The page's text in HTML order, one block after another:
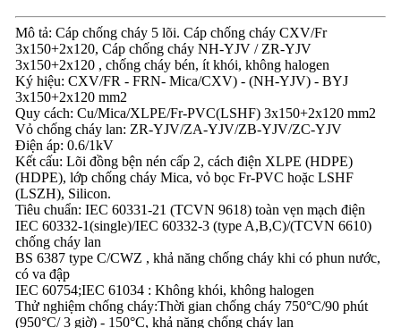
Mô tả: Cáp chống cháy 5 lõi. Cáp chống cháy CXV/Fr
3x150+2x120, Cáp chống cháy NH-YJV / ZR-YJV
3x150+2x120 , chống cháy bén, ít khói, không halogen
Ký hiệu: CXV/FR - FRN- Mica/CXV) - (NH-YJV) - BYJ
3x150+2x120 mm2
Quy cách: Cu/Mica/XLPE/Fr-PVC(LSHF) 3x150+2x120 mm2
Vỏ chống cháy lan: ZR-YJV/ZA-YJV/ZB-YJV/ZC-YJV
Điện áp: 0.6/1kV
Kết cấu: Lõi đồng bện nén cấp 2, cách điện XLPE (HDPE)
(HDPE), lớp chống cháy Mica, vỏ bọc Fr-PVC hoặc LSHF
(LSZH), Silicon.
Tiêu chuẩn: IEC 60331-21 (TCVN 9618) toàn vẹn mạch điện
IEC 60332-1(single)/IEC 60332-3 (type A,B,C)/(TCVN 6610)
chống cháy lan
BS 6387 type C/CWZ , khả năng chống cháy khi có phun nước,
có va đập
IEC 60754;IEC 61034 : Không khói, không halogen
Thử nghiệm chống cháy:Thời gian chống cháy 750°C/90 phút
(950°C/ 3 giờ) - 150°C, khả năng chống cháy lan